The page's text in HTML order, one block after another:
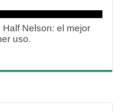
Nelson: el mejor
uso.